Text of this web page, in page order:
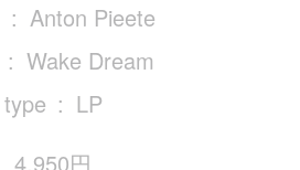
Anton Pieete
Wake Dream
type
LP
4,950円